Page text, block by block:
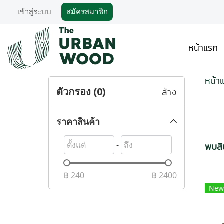
เข้าสู่ระบบ สมัครสมาชิก
หน้าแรก
หน้า
พบ
New
ตัวกรอง (0) ล้าง
ราคาสินค้า
-
฿ 240 ฿ 2400